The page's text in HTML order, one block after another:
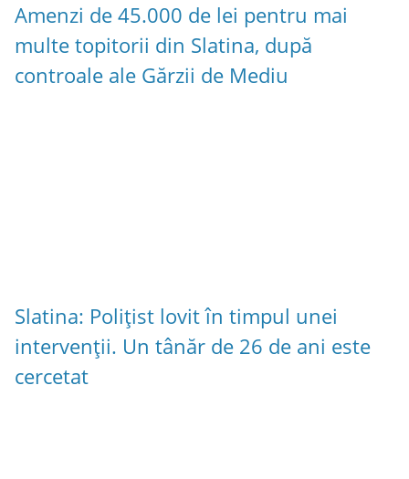
Amenzi de 45.000 de lei pentru mai
multe topitorii din Slatina, după
controale ale Gărzii de Mediu
Slatina: Polițist lovit în timpul unei
intervenții. Un tânăr de 26 de ani este
cercetat